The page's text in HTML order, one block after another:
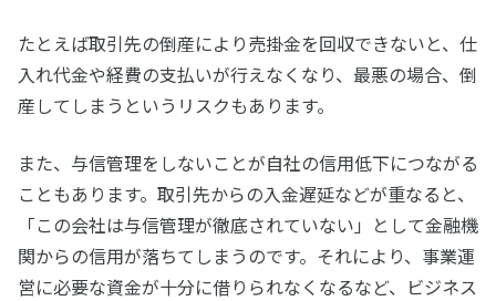
たとえば取引先の倒産により売掛金を回収できないと、仕
入れ代金や経費の支払いが行えなくなり、最悪の場合、倒
産してしまうというリスクもあります。
また、与信管理をしないことが自社の信用低下につながる
こともあります。取引先からの入金遅延などが重なると、
「この会社は与信管理が徹底されていない」として金融機
関からの信用が落ちてしまうのです。それにより、事業運
営に必要な資金が十分に借りられなくなるなど、ビジネス